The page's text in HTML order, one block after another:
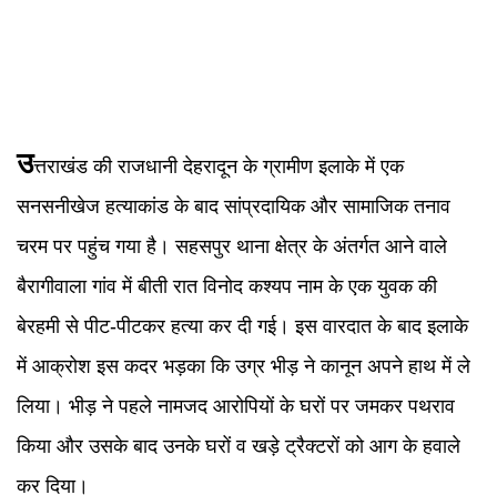
उत्तराखंड की राजधानी देहरादून के ग्रामीण इलाके में एक
सनसनीखेज हत्याकांड के बाद सांप्रदायिक और सामाजिक तनाव
चरम पर पहुंच गया है। सहसपुर थाना क्षेत्र के अंतर्गत आने वाले
बैरागीवाला गांव में बीती रात विनोद कश्यप नाम के एक युवक की
बेरहमी से पीट-पीटकर हत्या कर दी गई। इस वारदात के बाद इलाके
में आक्रोश इस कदर भड़का कि उग्र भीड़ ने कानून अपने हाथ में ले
लिया। भीड़ ने पहले नामजद आरोपियों के घरों पर जमकर पथराव
किया और उसके बाद उनके घरों व खड़े ट्रैक्टरों को आग के हवाले
कर दिया।